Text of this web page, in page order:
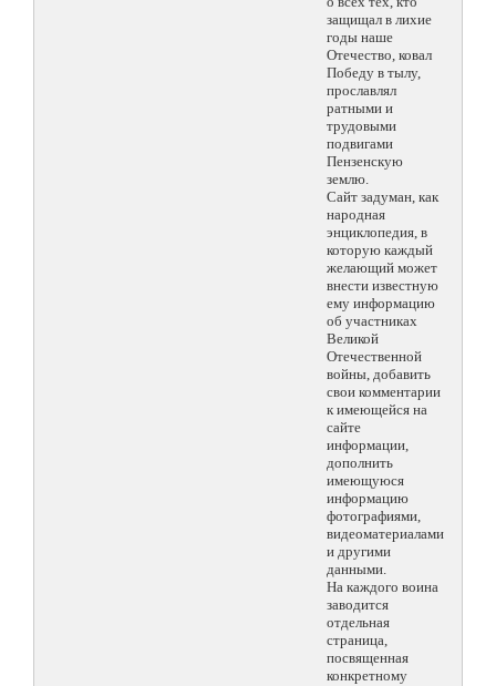
защищал в лихие
годы наше
Отечество, ковал
Победу в тылу,
прославлял
ратными и
трудовыми
подвигами
Пензенскую
землю.
Сайт задуман, как
народная
энциклопедия, в
которую каждый
желающий может
внести известную
ему информацию
об участниках
Великой
Отечественной
войны, добавить
свои комментарии
к имеющейся на
сайте
информации,
дополнить
имеющуюся
информацию
фотографиями,
видеоматериалами
и другими
данными.
На каждого воина
заводится
отдельная
страница,
посвященная
конкретному